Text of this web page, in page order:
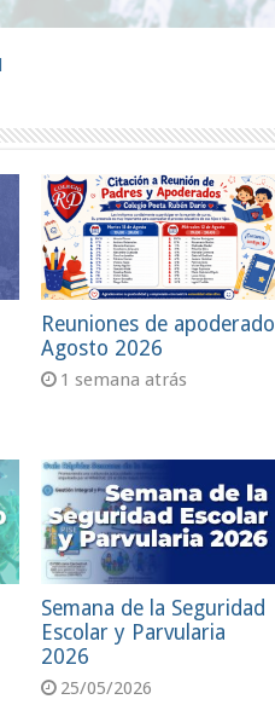
Reuniones de apoderado
Agosto 2026
1 semana atrás
Semana de la Seguridad
Escolar y Parvularia
2026
25/05/2026